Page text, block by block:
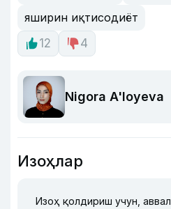
яширин иқтисодиёт
12
4
Nigora A'loyeva
Изоҳлар
Изоҳ қолдириш учун, аввал